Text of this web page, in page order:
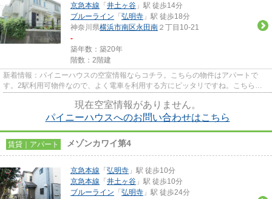
京急本線 「 井土ヶ谷 」駅 徒歩14分
ブルーライン 「 弘明寺 」駅 徒歩18分
神奈川県横浜市南区永田南 ２丁目10-21
-
築年数：築20年
階数：2階建
新着情報：パイニーハウスの空室情報ならコチラ。こちらの物件はアパートで
す。2駅利用可物件なので、よく電車を利用する方にピッタリですね。こちらの
現在空室情報がありません。
パイニーハウスへのお問い合わせはこちら
賃貸｜アパート メゾンカワイ第4
京急本線 「 弘明寺 」駅 徒歩10分
京急本線 「 井土ヶ谷 」駅 徒歩10分
ブルーライン 「 弘明寺 」駅 徒歩24分